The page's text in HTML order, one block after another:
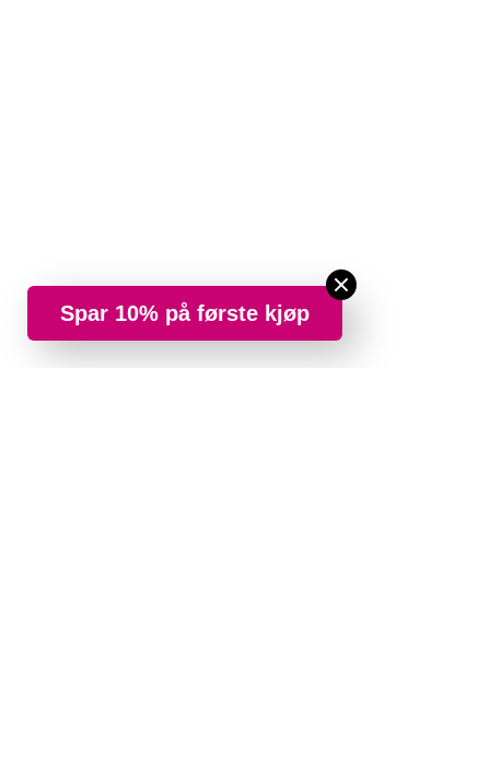
Spar 10% på første kjøp